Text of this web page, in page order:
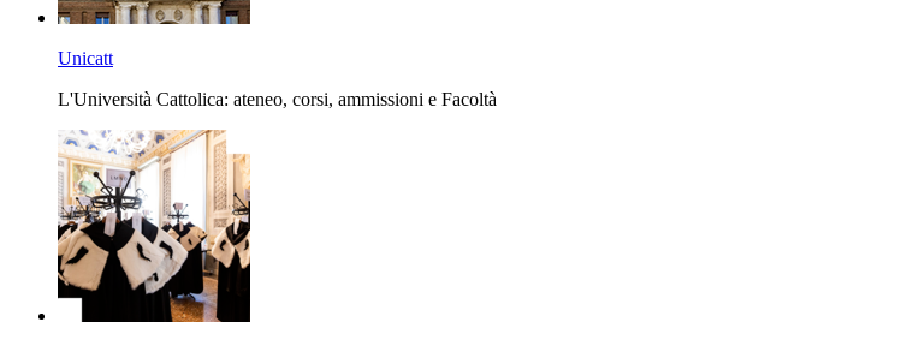
Unicatt
L'Università Cattolica: ateneo, corsi, ammissioni e Facoltà